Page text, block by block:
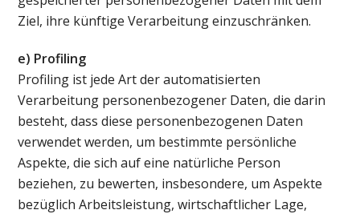
Ziel, ihre künftige Verarbeitung einzuschränken.
e) Profiling
Profiling ist jede Art der automatisierten
Verarbeitung personenbezogener Daten, die darin
besteht, dass diese personenbezogenen Daten
verwendet werden, um bestimmte persönliche
Aspekte, die sich auf eine natürliche Person
beziehen, zu bewerten, insbesondere, um Aspekte
bezüglich Arbeitsleistung, wirtschaftlicher Lage,